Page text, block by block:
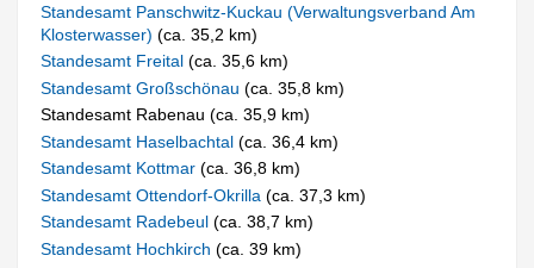
Standesamt Panschwitz-Kuckau (Verwaltungsverband Am
Klosterwasser)(ca. 35,2 km)
Standesamt Freital(ca. 35,6 km)
Standesamt Großschönau(ca. 35,8 km)
Standesamt Rabenau (ca. 35,9 km)
Standesamt Haselbachtal(ca. 36,4 km)
Standesamt Kottmar(ca. 36,8 km)
Standesamt Ottendorf-Okrilla(ca. 37,3 km)
Standesamt Radebeul(ca. 38,7 km)
Standesamt Hochkirch(ca. 39 km)